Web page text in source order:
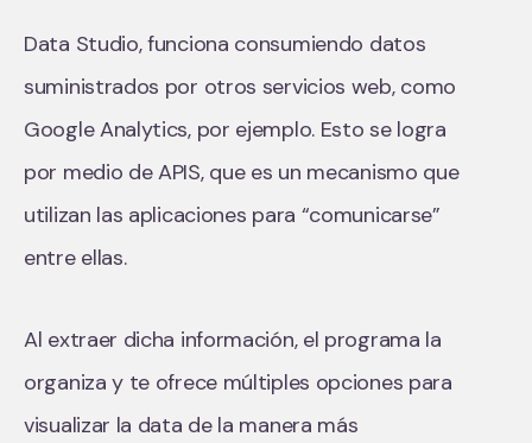
Data Studio, funciona consumiendo datos
suministrados por otros servicios web, como
Google Analytics, por ejemplo. Esto se logra
por medio de APIS, que es un mecanismo que
utilizan las aplicaciones para “comunicarse”
entre ellas.
Al extraer dicha información, el programa la
organiza y te ofrece múltiples opciones para
visualizar la data de la manera más